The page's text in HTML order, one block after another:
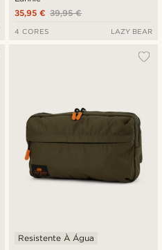
39,95 €
35,95 €
4 CORES LAZY BEAR
Resistente À Água